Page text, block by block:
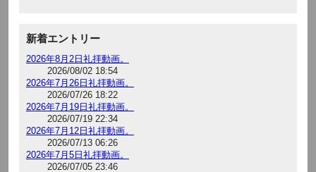
新着エントリー
2026年8月2日礼拝動画。
2026/08/02 18:54
2026年7月26日礼拝動画。
2026/07/26 18:22
2026年7月19日礼拝動画。
2026/07/19 22:34
2026年7月12日礼拝動画。
2026/07/13 06:26
2026年7月5日礼拝動画。
2026/07/05 23:46